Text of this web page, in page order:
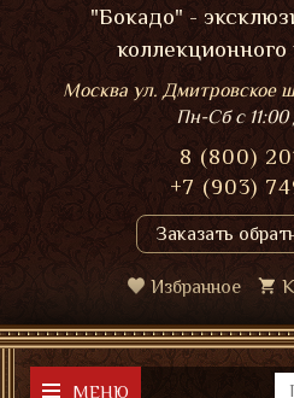
"Бокадо" -
Москва ул. Дмитровское
Пн-Сбс
8 (800)
+7 (903)
Заказать
Избранное
МЕНЮ